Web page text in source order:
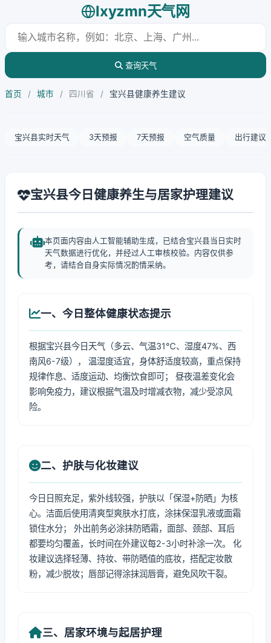
lxyzmn天气网
查询天气
首页 / 城市 / 四川省 / 宝兴县健康养生建议
宝兴县实时天气 3天预报 7天预报 空气质量 出行建议
宝兴县今日健康养生与居家护理建议
本页面内容由人工智能辅助生成，已结合宝兴县当日实时
天气数据进行优化，并经过人工审核校验。内容仅供参
考，请结合自身实际情况酌情采纳。
一、今日整体健康状态提示
根据宝兴县今日天气（多云、气温31℃、湿度47%、西
南风6-7级）， 温湿度适宜，身体舒适度较高，重点保持
规律作息、适度运动、均衡饮食即可； 昼夜温差变化会
影响免疫力，建议根据气温及时增减衣物，减少受凉风
险。
二、护肤与化妆建议
今日日照充足，紫外线较强，护肤以「保湿+防晒」为核
心。洁面后使用清爽型爽肤水打底，涂抹保湿乳液或面霜
锁住水分； 外出前务必涂抹防晒霜，面部、颈部、耳后
都要均匀覆盖，长时间在外建议每2-3小时补涂一次。 化
妆建议选择轻薄、持妆、带防晒值的底妆，搭配定妆散
粉，减少脱妆；唇部记得涂抹润唇膏，避免风吹干裂。
三、居家环境与起居护理